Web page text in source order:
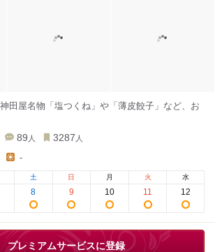
田屋名物「塩つくね」や「薄皮餃子」など、お
89 人 3287 人
-
土
8
日
9
月
10
火
11
水
12
プレミアムサービスに登録